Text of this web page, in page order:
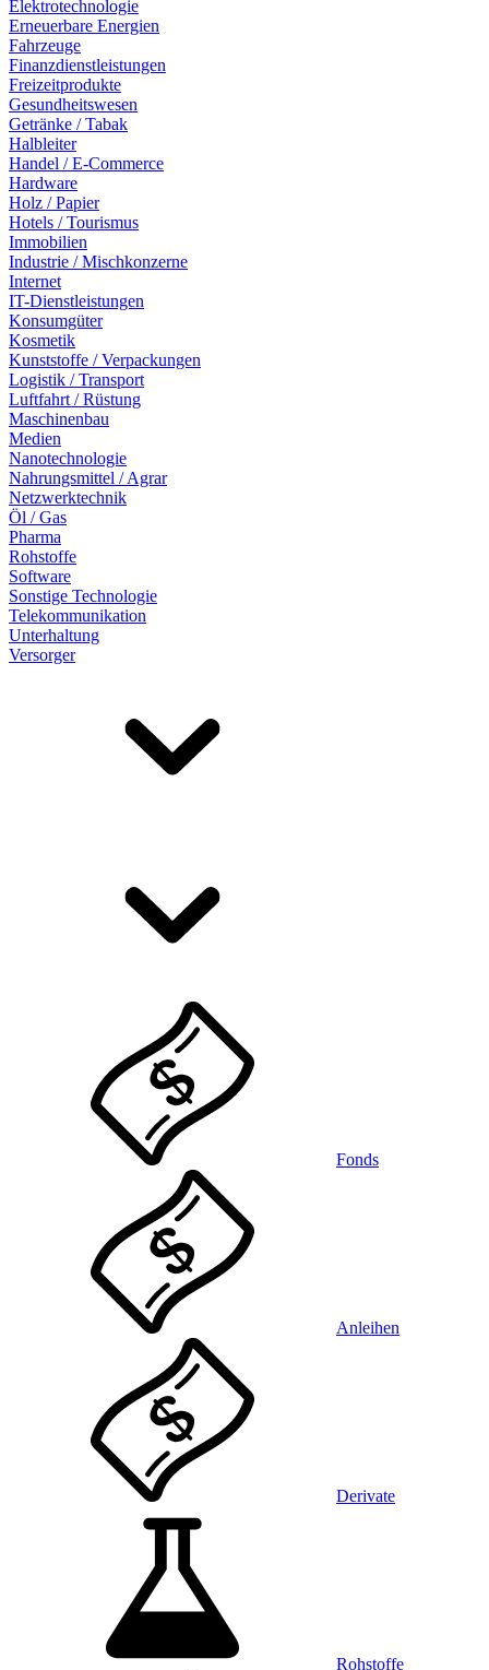
Elektrotechnologie
Erneuerbare Energien
Fahrzeuge
Finanzdienstleistungen
Freizeitprodukte
Gesundheitswesen
Getränke / Tabak
Halbleiter
Handel / E-Commerce
Hardware
Holz / Papier
Hotels / Tourismus
Immobilien
Industrie / Mischkonzerne
Internet
IT-Dienstleistungen
Konsumgüter
Kosmetik
Kunststoffe / Verpackungen
Logistik / Transport
Luftfahrt / Rüstung
Maschinenbau
Medien
Nanotechnologie
Nahrungsmittel / Agrar
Netzwerktechnik
Öl / Gas
Pharma
Rohstoffe
Software
Sonstige Technologie
Telekommunikation
Unterhaltung
Versorger
Fonds
Anleihen
Derivate
Rohstoffe